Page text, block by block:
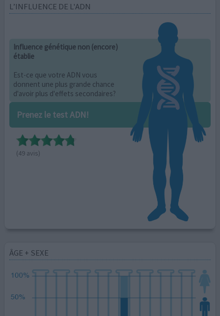
L’INFLUENCE DE L'ADN
Influence génétique non (encore)
établie
Est-ce que votre ADN vous
donnent une plus grande chance
d'avoir plus d'effets secondaires?
Prenez le test ADN!
(49 avis)
ÂGE + SEXE